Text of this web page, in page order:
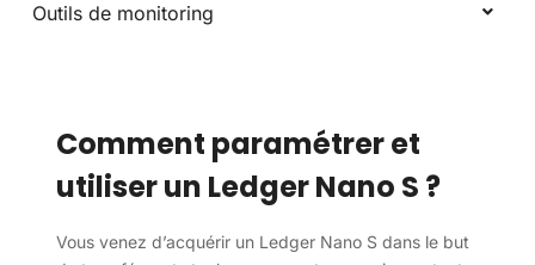
Outils de monitoring
Comment paramétrer et
utiliser un Ledger Nano S ?
Vous venez d’acquérir un Ledger Nano S dans le but